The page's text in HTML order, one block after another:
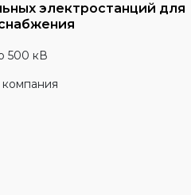
электростанций для
500 кВ
компания